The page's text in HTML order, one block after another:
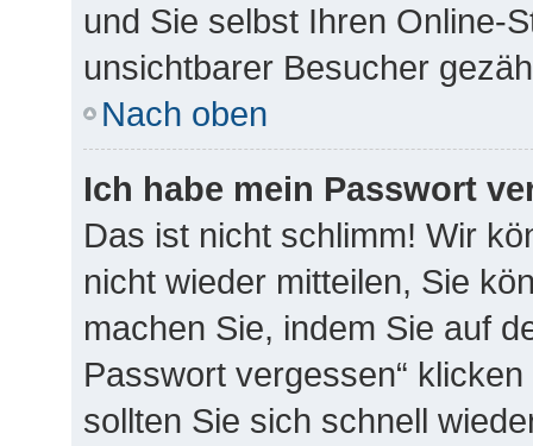
und Sie selbst Ihren Online-
unsichtbarer Besucher
Nach oben
Ich habe mein Passwort
Das ist nicht schlimm! Wir
nicht wieder mitteilen, Sie
machen Sie, indem Sie auf
Passwort vergessen“
sollten Sie sich schnell